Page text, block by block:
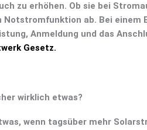
zu erhöhen. Ob sie bei
Notstromfunktion ab. Bei einem
, Anmeldung und das
Gesetz.
wirklich etwas?
wenn tagsüber mehr